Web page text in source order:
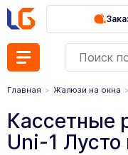
Главная Жалюзи на окна
Кассетные
Uni-1 Лусто